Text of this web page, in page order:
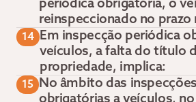
periódica obrigatória, o
reinspeccionado no
14 Em inspecção periódica
veículos, a falta do título
propriedade, implica:
15 No âmbito das